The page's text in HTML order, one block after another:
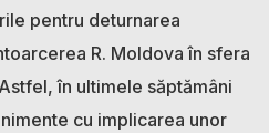
pentru deturnarea
R. Moldova în sfera
în ultimele săptămâni
cu implicarea unor